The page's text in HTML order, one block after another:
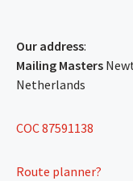
Our address:
Mailing Masters
Netherlands
COC 87591138
Route planner?